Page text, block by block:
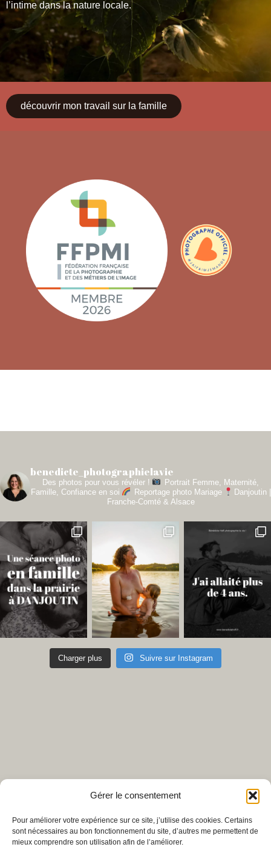
Gérer le consentement
Pour améliorer votre expérience sur ce site, j’utilise des cookies. Certains
sont nécessaires au bon fonctionnement du site, d’autres me permettent de
mieux comprendre son utilisation afin de l’améliorer.
l’intime dans la nature locale.
découvrir mon travail sur la famille
benedicte_photographielavie
Des photos pour vous révéler !
Portrait Femme, Maternité,
Famille, Confiance en soi
Reportage photo Mariage
Danjoutin |
Franche-Comté & Alsace
Charger plus Suivre sur Instagram